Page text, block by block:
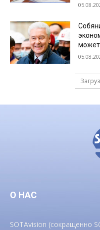
может
О НАС
SOTAvision (сокращенно